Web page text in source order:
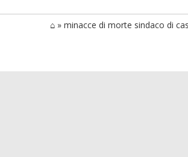
⌂» minacce di morte sindaco di